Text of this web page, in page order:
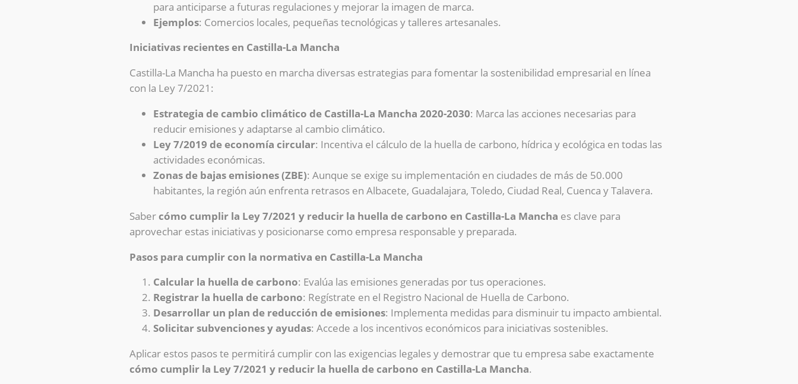
para anticiparse a futuras regulaciones y mejorar la imagen de marca.
Ejemplos: Comercios locales, pequeñas tecnológicas y talleres artesanales.
Iniciativas recientes en Castilla-La Mancha
Castilla-La Mancha ha puesto en marcha diversas estrategias para fomentar la sostenibilidad empresarial en línea
con la Ley 7/2021:
Estrategia de cambio climático de Castilla-La Mancha 2020-2030: Marca las acciones necesarias para
reducir emisiones y adaptarse al cambio climático.
Ley 7/2019 de economía circular: Incentiva el cálculo de la huella de carbono, hídrica y ecológica en todas las
actividades económicas.
Zonas de bajas emisiones (ZBE): Aunque se exige su implementación en ciudades de más de 50.000
habitantes, la región aún enfrenta retrasos en Albacete, Guadalajara, Toledo, Ciudad Real, Cuenca y Talavera.
Sabercómo cumplir la Ley 7/2021 y reducir la huella de carbono en Castilla-La Mancha es clave para
aprovechar estas iniciativas y posicionarse como empresa responsable y preparada.
Pasos para cumplir con la normativa en Castilla-La Mancha
Calcular la huella de carbono: Evalúa las emisiones generadas por tus operaciones.
Registrar la huella de carbono: Regístrate en el Registro Nacional de Huella de Carbono.
Desarrollar un plan de reducción de emisiones: Implementa medidas para disminuir tu impacto ambiental.
Solicitar subvenciones y ayudas: Accede a los incentivos económicos para iniciativas sostenibles.
Aplicar estos pasos te permitirá cumplir con las exigencias legales y demostrar que tu empresa sabe exactamente
cómo cumplir la Ley 7/2021 y reducir la huella de carbono en Castilla-La Mancha.